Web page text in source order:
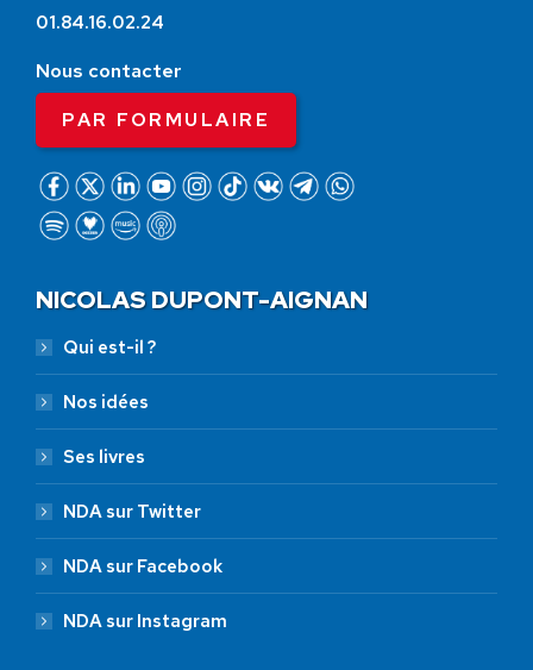
01.84.16.02.24
Nous contacter
PAR FORMULAIRE
NICOLAS DUPONT-AIGNAN
Qui est-il ?
Nos idées
Ses livres
NDA sur Twitter
NDA sur Facebook
NDA sur Instagram